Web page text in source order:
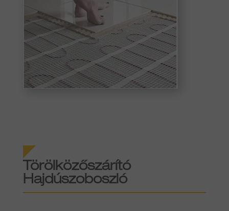
Törölközőszárító
Hajdúszoboszló